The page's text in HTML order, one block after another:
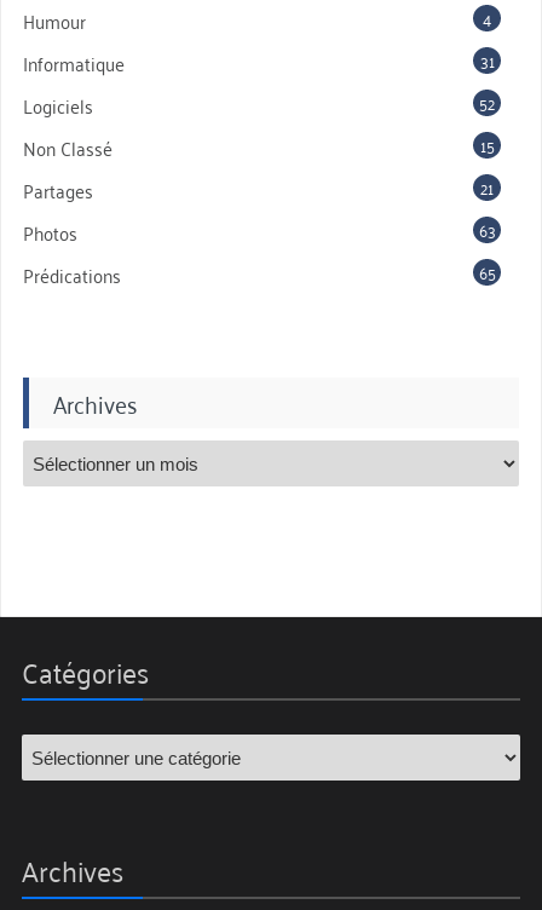
Humour 4
Informatique 31
Logiciels 52
Non Classé 15
Partages 21
Photos 63
Prédications 65
Archives
Catégories
Archives